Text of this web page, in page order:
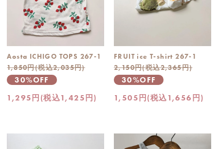
Aosta ICHIGO TOPS 267-1
1,850円(税込2,035円)
30%OFF
1,295円(税込1,425円)
FRUIT ice T-shirt 267-1
2,150円(税込2,365円)
30%OFF
1,505円(税込1,656円)